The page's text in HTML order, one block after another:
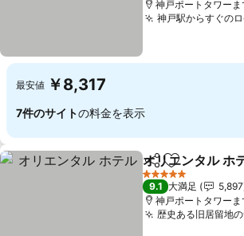
神戸ポートタワー
神戸駅からすぐの
最安値 ￥8,317
7件のサイトの料金を表示
シェアお気に入りに
オリエンタル ホ
5 ホテルのランク
9.1 大満足
5,897
神戸ポートタワー
歴史ある旧居留地